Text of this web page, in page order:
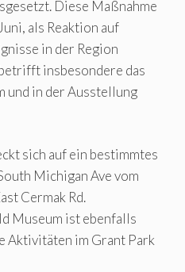
Diese Maßnahme
als Reaktion auf
in der Region
insbesondere das
und in der Ausstellung
sich auf ein bestimmtes
Michigan Ave vom
Cermak Rd.
Museum ist ebenfalls
Aktivitäten im Grant Park